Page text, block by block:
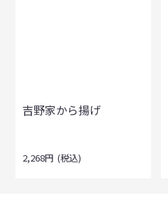
吉野家から揚げ
2,268円 (税込)